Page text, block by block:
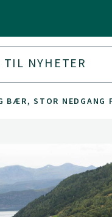
TIL NYHETER
BÆR, STOR NEDGANG